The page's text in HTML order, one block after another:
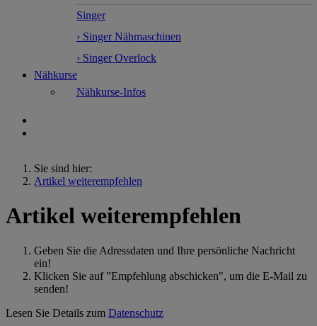
Singer
› Singer Nähmaschinen
› Singer Overlock
Nähkurse
Nähkurse-Infos
Sie sind hier:
Artikel weiterempfehlen
Artikel weiterempfehlen
Geben Sie die Adressdaten und Ihre persönliche Nachricht
ein!
Klicken Sie auf "Empfehlung abschicken", um die E-Mail zu
senden!
Lesen Sie Details zum Datenschutz